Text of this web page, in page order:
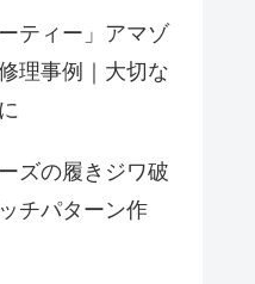
ティー」アマゾ
理事例｜大切な
ズの履きジワ破
チパターン作